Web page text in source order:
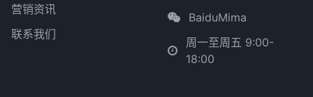
营销资讯
联系我们
BaiduMima
周一至周五 9:00-
18:00